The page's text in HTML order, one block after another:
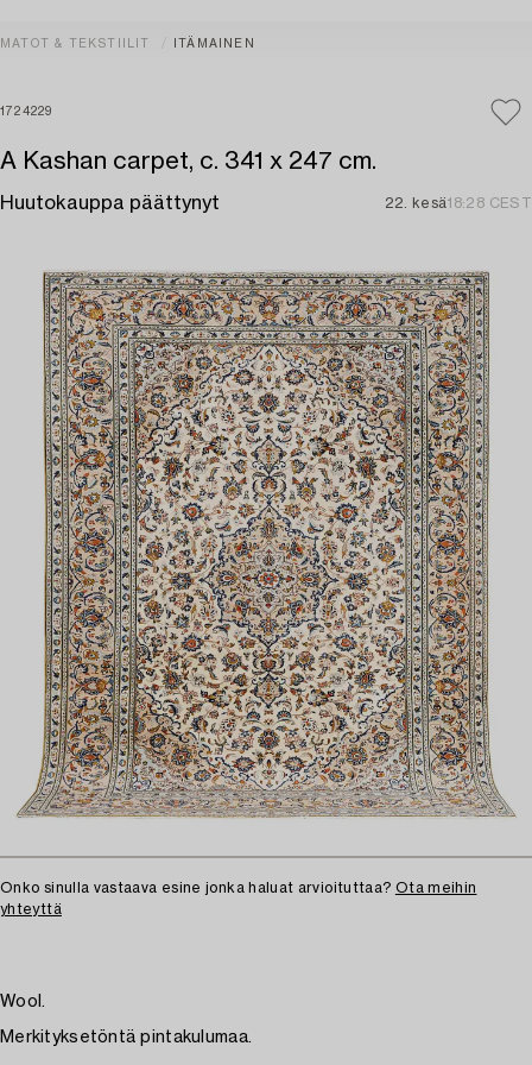
MATOT & TEKSTIILIT ITÄMAINEN
1724229
A Kashan carpet, c. 341 x 247 cm.
Huutokauppa päättynyt 22. kesä18:28 CEST
Onko sinulla vastaava esine jonka haluat arvioituttaa? Ota meihin
yhteyttä
Wool.
Merkityksetöntä pintakulumaa.